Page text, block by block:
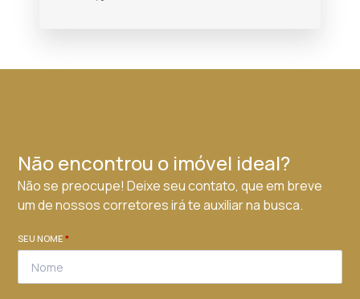
Não encontrou o imóvel ideal?
Não se preocupe! Deixe seu contato, que em breve
um de nossos corretores irá te auxiliar na busca.
SEU NOME*